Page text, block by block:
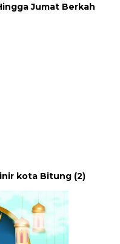
Jumat Berkah
kota Bitung (2)